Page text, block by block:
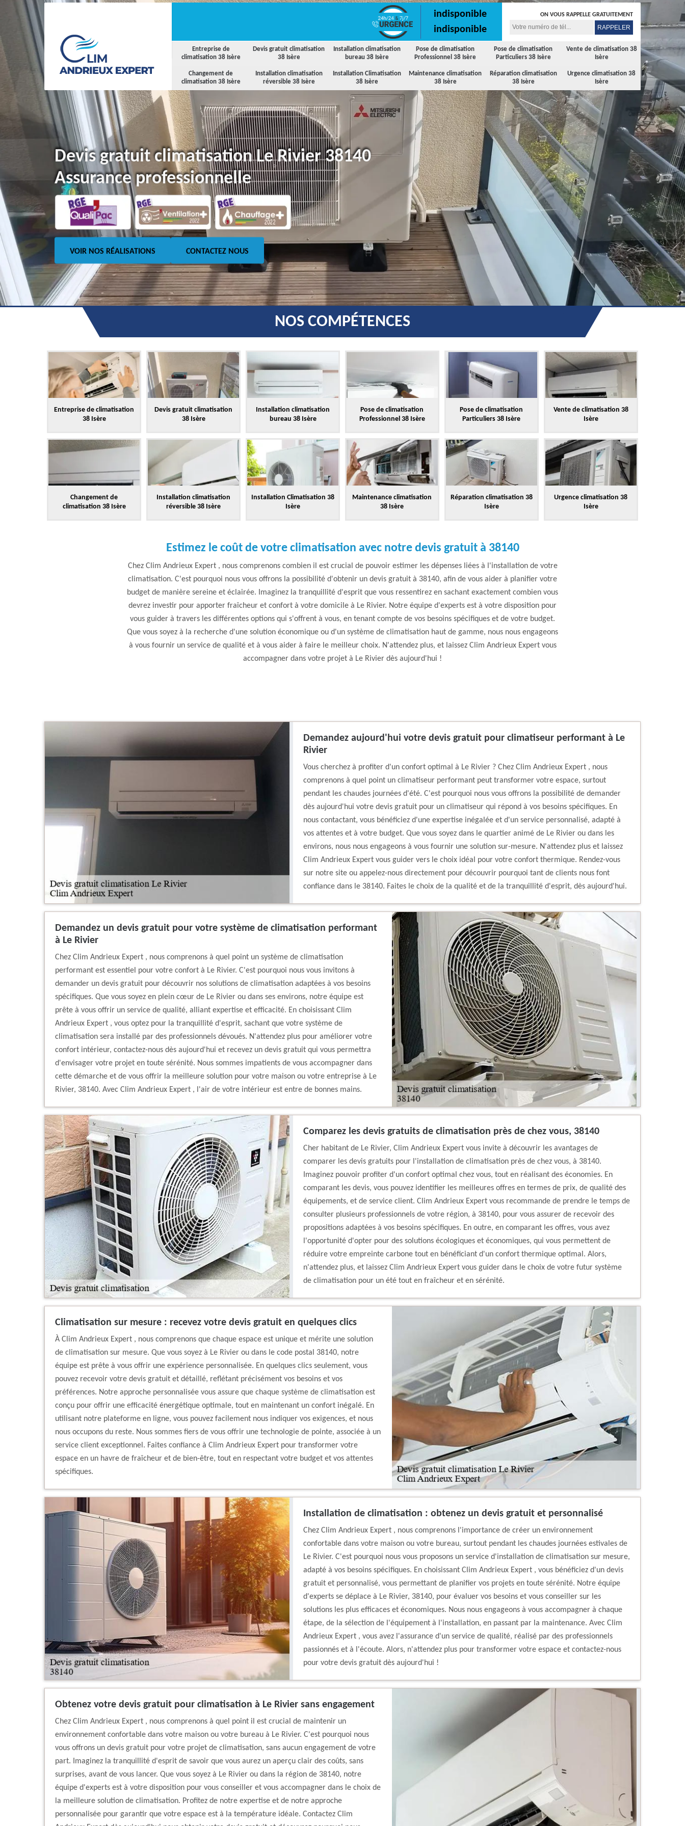
Entreprise de
climatisation 38 Isère
Devis gratuit climatisation
38 Isère
Installation climatisation
bureau 38 Isère
Pose de climatisation
Professionnel 38 Isère
Pose de climatisation
Particuliers 38 Isère
Vente de climatisation 38
Isère
Changement de
climatisation 38 Isère
Installation climatisation
réversible 38 Isère
Installation Climatisation
38 Isère
Maintenance climatisation
38 Isère
Réparation climatisation
38 Isère
Urgence climatisation 38
Isère
indisponible
indisponible
ON VOUS RAPPELLE GRATUITEMENT
Devis gratuit climatisation Le Rivier 38140
Assurance professionnelle
VOIR NOS RÉALISATIONS CONTACTEZ NOUS
NOS COMPÉTENCES
Entreprise de climatisation
38 Isère
Devis gratuit climatisation
38 Isère
Installation climatisation
bureau 38 Isère
Pose de climatisation
Professionnel 38 Isère
Pose de climatisation
Particuliers 38 Isère
Vente de climatisation 38
Isère
Changement de
climatisation 38 Isère
Installation climatisation
réversible 38 Isère
Installation Climatisation 38
Isère
Maintenance climatisation
38 Isère
Réparation climatisation 38
Isère
Urgence climatisation 38
Isère
Estimez le coût de votre climatisation avec notre devis gratuit à 38140
Chez Clim Andrieux Expert , nous comprenons combien il est crucial de pouvoir estimer les dépenses liées à l'installation de votre
climatisation. C'est pourquoi nous vous offrons la possibilité d'obtenir un devis gratuit à 38140, afin de vous aider à planifier votre
budget de manière sereine et éclairée. Imaginez la tranquillité d'esprit que vous ressentirez en sachant exactement combien vous
devrez investir pour apporter fraîcheur et confort à votre domicile à Le Rivier. Notre équipe d'experts est à votre disposition pour
vous guider à travers les différentes options qui s'offrent à vous, en tenant compte de vos besoins spécifiques et de votre budget.
Que vous soyez à la recherche d'une solution économique ou d'un système de climatisation haut de gamme, nous nous engageons
à vous fournir un service de qualité et à vous aider à faire le meilleur choix. N'attendez plus, et laissez Clim Andrieux Expert vous
accompagner dans votre projet à Le Rivier dès aujourd'hui !
Demandez aujourd'hui votre devis gratuit pour climatiseur performant à Le
Rivier
Vous cherchez à profiter d'un confort optimal à Le Rivier ? Chez Clim Andrieux Expert , nous
comprenons à quel point un climatiseur performant peut transformer votre espace, surtout
pendant les chaudes journées d'été. C'est pourquoi nous vous offrons la possibilité de demander
dès aujourd'hui votre devis gratuit pour un climatiseur qui répond à vos besoins spécifiques. En
nous contactant, vous bénéficiez d'une expertise inégalée et d'un service personnalisé, adapté à
vos attentes et à votre budget. Que vous soyez dans le quartier animé de Le Rivier ou dans les
environs, nous nous engageons à vous fournir une solution sur-mesure. N'attendez plus et laissez
Clim Andrieux Expert vous guider vers le choix idéal pour votre confort thermique. Rendez-vous
sur notre site ou appelez-nous directement pour découvrir pourquoi tant de clients nous font
confiance dans le 38140. Faites le choix de la qualité et de la tranquillité d'esprit, dès aujourd'hui.
Demandez un devis gratuit pour votre système de climatisation performant
à Le Rivier
Chez Clim Andrieux Expert , nous comprenons à quel point un système de climatisation
performant est essentiel pour votre confort à Le Rivier. C'est pourquoi nous vous invitons à
demander un devis gratuit pour découvrir nos solutions de climatisation adaptées à vos besoins
spécifiques. Que vous soyez en plein cœur de Le Rivier ou dans ses environs, notre équipe est
prête à vous offrir un service de qualité, alliant expertise et efficacité. En choisissant Clim
Andrieux Expert , vous optez pour la tranquillité d'esprit, sachant que votre système de
climatisation sera installé par des professionnels dévoués. N'attendez plus pour améliorer votre
confort intérieur, contactez-nous dès aujourd'hui et recevez un devis gratuit qui vous permettra
d'envisager votre projet en toute sérénité. Nous sommes impatients de vous accompagner dans
cette démarche et de vous offrir la meilleure solution pour votre maison ou votre entreprise à Le
Rivier, 38140. Avec Clim Andrieux Expert , l'air de votre intérieur est entre de bonnes mains.
Comparez les devis gratuits de climatisation près de chez vous, 38140
Cher habitant de Le Rivier, Clim Andrieux Expert vous invite à découvrir les avantages de
comparer les devis gratuits pour l'installation de climatisation près de chez vous, à 38140.
Imaginez pouvoir profiter d'un confort optimal chez vous, tout en réalisant des économies. En
comparant les devis, vous pouvez identifier les meilleures offres en termes de prix, de qualité des
équipements, et de service client. Clim Andrieux Expert vous recommande de prendre le temps de
consulter plusieurs professionnels de votre région, à 38140, pour vous assurer de recevoir des
propositions adaptées à vos besoins spécifiques. En outre, en comparant les offres, vous avez
l'opportunité d'opter pour des solutions écologiques et économiques, qui vous permettent de
réduire votre empreinte carbone tout en bénéficiant d'un confort thermique optimal. Alors,
n'attendez plus, et laissez Clim Andrieux Expert vous guider dans le choix de votre futur système
de climatisation pour un été tout en fraîcheur et en sérénité.
Climatisation sur mesure : recevez votre devis gratuit en quelques clics
À Clim Andrieux Expert , nous comprenons que chaque espace est unique et mérite une solution
de climatisation sur mesure. Que vous soyez à Le Rivier ou dans le code postal 38140, notre
équipe est prête à vous offrir une expérience personnalisée. En quelques clics seulement, vous
pouvez recevoir votre devis gratuit et détaillé, reflétant précisément vos besoins et vos
préférences. Notre approche personnalisée vous assure que chaque système de climatisation est
conçu pour offrir une efficacité énergétique optimale, tout en maintenant un confort inégalé. En
utilisant notre plateforme en ligne, vous pouvez facilement nous indiquer vos exigences, et nous
nous occupons du reste. Nous sommes fiers de vous offrir une technologie de pointe, associée à un
service client exceptionnel. Faites confiance à Clim Andrieux Expert pour transformer votre
espace en un havre de fraîcheur et de bien-être, tout en respectant votre budget et vos attentes
spécifiques.
Installation de climatisation : obtenez un devis gratuit et personnalisé
Chez Clim Andrieux Expert , nous comprenons l'importance de créer un environnement
confortable dans votre maison ou votre bureau, surtout pendant les chaudes journées estivales de
Le Rivier. C'est pourquoi nous vous proposons un service d'installation de climatisation sur mesure,
adapté à vos besoins spécifiques. En choisissant Clim Andrieux Expert , vous bénéficiez d'un devis
gratuit et personnalisé, vous permettant de planifier vos projets en toute sérénité. Notre équipe
d'experts se déplace à Le Rivier, 38140, pour évaluer vos besoins et vous conseiller sur les
solutions les plus efficaces et économiques. Nous nous engageons à vous accompagner à chaque
étape, de la sélection de l'équipement à l'installation, en passant par la maintenance. Avec Clim
Andrieux Expert , vous avez l'assurance d'un service de qualité, réalisé par des professionnels
passionnés et à l'écoute. Alors, n'attendez plus pour transformer votre espace et contactez-nous
pour votre devis gratuit dès aujourd'hui !
Obtenez votre devis gratuit pour climatisation à Le Rivier sans engagement
Chez Clim Andrieux Expert , nous comprenons à quel point il est crucial de maintenir un
environnement confortable dans votre maison ou votre bureau à Le Rivier. C'est pourquoi nous
vous offrons un devis gratuit pour votre projet de climatisation, sans aucun engagement de votre
part. Imaginez la tranquillité d'esprit de savoir que vous aurez un aperçu clair des coûts, sans
surprises, avant de vous lancer. Que vous soyez à Le Rivier ou dans la région de 38140, notre
équipe d'experts est à votre disposition pour vous conseiller et vous accompagner dans le choix de
la meilleure solution de climatisation. Profitez de notre expertise et de notre approche
personnalisée pour garantir que votre espace est à la température idéale. Contactez Clim